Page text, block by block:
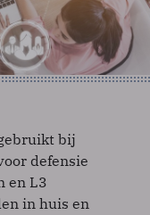
bij
defensie
en L3
in huis en